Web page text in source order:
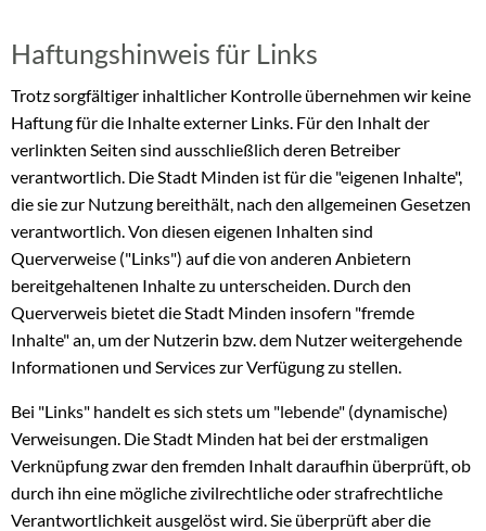
Haftungshinweis für Links
Trotz sorgfältiger inhaltlicher Kontrolle übernehmen wir keine
Haftung für die Inhalte externer Links. Für den Inhalt der
verlinkten Seiten sind ausschließlich deren Betreiber
verantwortlich. Die Stadt Minden ist für die "eigenen Inhalte",
die sie zur Nutzung bereithält, nach den allgemeinen Gesetzen
verantwortlich. Von diesen eigenen Inhalten sind
Querverweise ("Links") auf die von anderen Anbietern
bereitgehaltenen Inhalte zu unterscheiden. Durch den
Querverweis bietet die Stadt Minden insofern "fremde
Inhalte" an, um der Nutzerin bzw. dem Nutzer weitergehende
Informationen und Services zur Verfügung zu stellen.
Bei "Links" handelt es sich stets um "lebende" (dynamische)
Verweisungen. Die Stadt Minden hat bei der erstmaligen
Verknüpfung zwar den fremden Inhalt daraufhin überprüft, ob
durch ihn eine mögliche zivilrechtliche oder strafrechtliche
Verantwortlichkeit ausgelöst wird. Sie überprüft aber die